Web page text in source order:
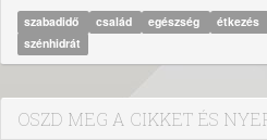
szabadidő család egészség étkezés
szénhidrát
OSZD MEG A CIKKET ÉS